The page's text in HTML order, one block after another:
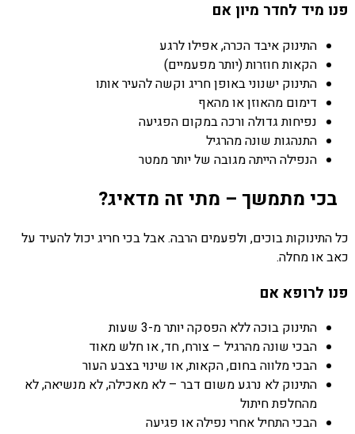
פנו מיד לחדר מיון אם
התינוק איבד הכרה, אפילו לרגע
הקאות חוזרות (יותר מפעמיים)
התינוק ישנוני באופן חריג וקשה להעיר אותו
דימום מהאוזן או מהאף
נפיחות גדולה ורכה במקום הפגיעה
התנהגות שונה מהרגיל
הנפילה הייתה מגובה של יותר ממטר
בכי מתמשך – מתי זה מדאיג?
כל התינוקות בוכים, ולפעמים הרבה. אבל בכי חריג יכול להעיד על
כאב או מחלה.
פנו לרופא אם
התינוק בוכה ללא הפסקה יותר מ-3 שעות
הבכי שונה מהרגיל – צורח, חד, או חלש מאוד
הבכי מלווה בחום, הקאות, או שינוי בצבע העור
התינוק לא נרגע משום דבר – לא מאכילה, לא מנשיאה, לא
מהחלפת חיתול
הבכי התחיל אחרי נפילה או פגיעה